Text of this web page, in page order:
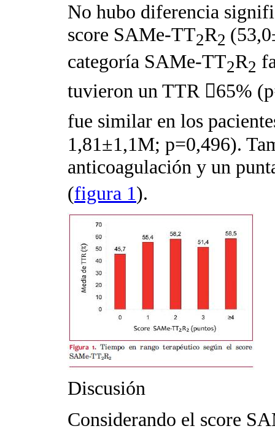
No hubo diferencia
score SAMe-TT2R2
categoría SAMe-TT2R2
tuvieron un TTR 65%
fue similar en los
1,81±1,1M; p=0,496).
anticoagulación y un
(figura 1).
Discusión
Considerando el score